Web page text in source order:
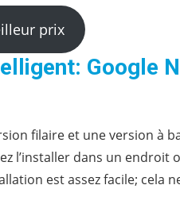
prix
Google
filaire et une version à
l’installer dans un endroit
est assez facile; cela